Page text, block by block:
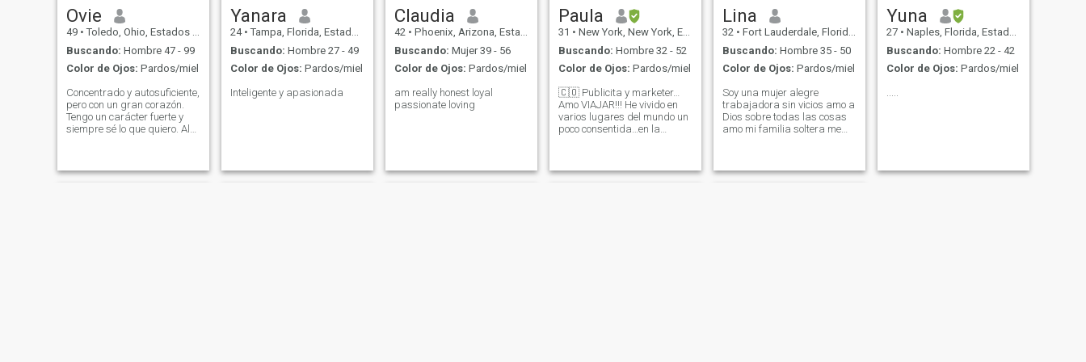
Ovie
49 • Toledo, Ohio, Estados Unidos
Buscando: Hombre 47 - 99
Color de Ojos: Pardos/miel
Concentrado y autosuficiente,
pero con un gran corazón.
Tengo un carácter fuerte y
siempre sé lo que quiero. Al
puedes contar en cualquier
Yanara
24 • Tampa, Florida, Estados Unidos
Buscando: Hombre 27 - 49
Color de Ojos: Pardos/miel
Inteligente y apasionada
Claudia
42 • Phoenix, Arizona, Estados Unidos
Buscando: Mujer 39 - 56
Color de Ojos: Pardos/miel
am really honest loyal
passionate loving
Paula
31 • New York, New York, Estados Unidos
Buscando: Hombre 32 - 52
Color de Ojos: Pardos/miel
🇨🇴 Publicita y marketer…
Amo VIAJAR!!! He vivido en
varios lugares del mundo un
poco consentida…en la
Lina
32 • Fort Lauderdale, Florida, Estados Unidos
Buscando: Hombre 35 - 50
Color de Ojos: Pardos/miel
Soy una mujer alegre
trabajadora sin vicios amo a
Dios sobre todas las cosas
amo mi familia soltera me
Yuna
27 • Naples, Florida, Estados Unidos
Buscando: Hombre 22 - 42
Color de Ojos: Pardos/miel
.....